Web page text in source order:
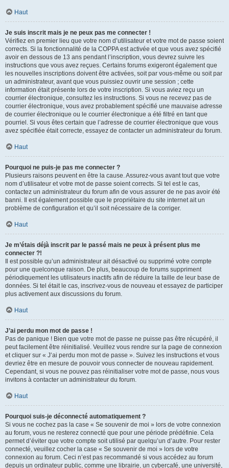
Haut
Je suis inscrit mais je ne peux pas me connecter !
Vérifiez en premier lieu que votre nom d’utilisateur et votre mot de passe soient
corrects. Si la fonctionnalité de la COPPA est activée et que vous avez spécifié
avoir en dessous de 13 ans pendant l’inscription, vous devrez suivre les
instructions que vous avez reçues. Certains forums exigeront également que
les nouvelles inscriptions doivent être activées, soit par vous-même ou soit par
un administrateur, avant que vous puissiez ouvrir une session ; cette
information était présente lors de votre inscription. Si vous aviez reçu un
courrier électronique, consultez les instructions. Si vous ne recevez pas de
courrier électronique, vous avez probablement spécifié une mauvaise adresse
de courrier électronique ou le courrier électronique a été filtré en tant que
pourriel. Si vous êtes certain que l’adresse de courrier électronique que vous
avez spécifiée était correcte, essayez de contacter un administrateur du forum.
Haut
Pourquoi ne puis-je pas me connecter ?
Plusieurs raisons peuvent en être la cause. Assurez-vous avant tout que votre
nom d’utilisateur et votre mot de passe soient corrects. Si tel est le cas,
contactez un administrateur du forum afin de vous assurer de ne pas avoir été
banni. Il est également possible que le propriétaire du site internet ait un
problème de configuration et qu’il soit nécessaire de la corriger.
Haut
Je m’étais déjà inscrit par le passé mais ne peux à présent plus me
connecter ?!
Il est possible qu’un administrateur ait désactivé ou supprimé votre compte
pour une quelconque raison. De plus, beaucoup de forums suppriment
périodiquement les utilisateurs inactifs afin de réduire la taille de leur base de
données. Si tel était le cas, inscrivez-vous de nouveau et essayez de participer
plus activement aux discussions du forum.
Haut
J’ai perdu mon mot de passe !
Pas de panique ! Bien que votre mot de passe ne puisse pas être récupéré, il
peut facilement être réinitialisé. Veuillez vous rendre sur la page de connexion
et cliquer sur « J’ai perdu mon mot de passe ». Suivez les instructions et vous
devriez être en mesure de pouvoir vous connecter de nouveau rapidement.
Cependant, si vous ne pouvez pas réinitialiser votre mot de passe, nous vous
invitons à contacter un administrateur du forum.
Haut
Pourquoi suis-je déconnecté automatiquement ?
Si vous ne cochez pas la case « Se souvenir de moi » lors de votre connexion
au forum, vous ne resterez connecté que pour une période prédéfinie. Cela
permet d’éviter que votre compte soit utilisé par quelqu’un d’autre. Pour rester
connecté, veuillez cocher la case « Se souvenir de moi » lors de votre
connexion au forum. Ceci n’est pas recommandé si vous accédez au forum
depuis un ordinateur public, comme une librairie, un cybercafé, une université,